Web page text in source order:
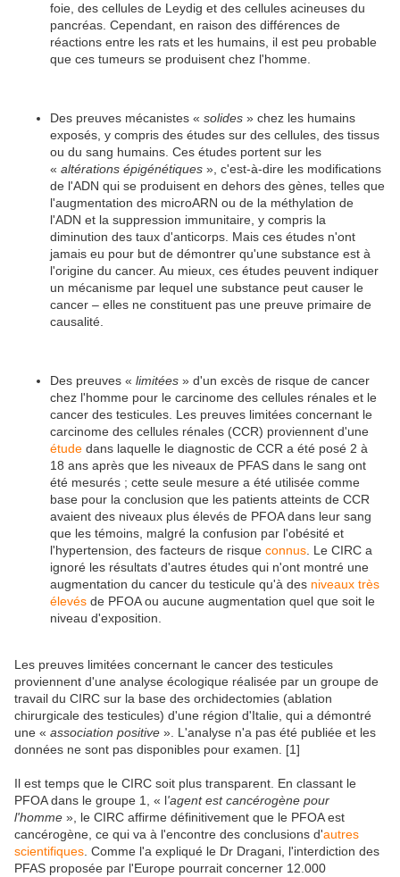
foie, des cellules de Leydig et des cellules acineuses du
pancréas. Cependant, en raison des différences de
réactions entre les rats et les humains, il est peu probable
que ces tumeurs se produisent chez l'homme.
Des preuves mécanistes « solides » chez les humains
exposés, y compris des études sur des cellules, des tissus
ou du sang humains. Ces études portent sur les
« altérations épigénétiques », c'est-à-dire les modifications
de l'ADN qui se produisent en dehors des gènes, telles que
l'augmentation des microARN ou de la méthylation de
l'ADN et la suppression immunitaire, y compris la
diminution des taux d'anticorps. Mais ces études n'ont
jamais eu pour but de démontrer qu'une substance est à
l'origine du cancer. Au mieux, ces études peuvent indiquer
un mécanisme par lequel une substance peut causer le
cancer – elles ne constituent pas une preuve primaire de
causalité.
Des preuves « limitées » d'un excès de risque de cancer
chez l'homme pour le carcinome des cellules rénales et le
cancer des testicules. Les preuves limitées concernant le
carcinome des cellules rénales (CCR) proviennent d'une
étude dans laquelle le diagnostic de CCR a été posé 2 à
18 ans après que les niveaux de PFAS dans le sang ont
été mesurés ; cette seule mesure a été utilisée comme
base pour la conclusion que les patients atteints de CCR
avaient des niveaux plus élevés de PFOA dans leur sang
que les témoins, malgré la confusion par l'obésité et
l'hypertension, des facteurs de risque connus. Le CIRC a
ignoré les résultats d'autres études qui n'ont montré une
augmentation du cancer du testicule qu'à des niveaux très
élevés de PFOA ou aucune augmentation quel que soit le
niveau d'exposition.
Les preuves limitées concernant le cancer des testicules
proviennent d'une analyse écologique réalisée par un groupe de
travail du CIRC sur la base des orchidectomies (ablation
chirurgicale des testicules) d'une région d'Italie, qui a démontré
une « association positive ». L'analyse n'a pas été publiée et les
données ne sont pas disponibles pour examen. [1]
Il est temps que le CIRC soit plus transparent. En classant le
PFOA dans le groupe 1, « l'agent est cancérogène pour
l'homme », le CIRC affirme définitivement que le PFOA est
cancérogène, ce qui va à l'encontre des conclusions d'autres
scientifiques. Comme l'a expliqué le Dr Dragani, l'interdiction des
PFAS proposée par l'Europe pourrait concerner 12.000